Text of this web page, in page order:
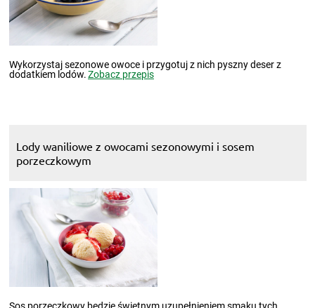
Wykorzystaj sezonowe owoce i przygotuj z nich pyszny deser z
dodatkiem lodów.Zobacz przepis
Lody waniliowe z owocami sezonowymi i sosem
porzeczkowym